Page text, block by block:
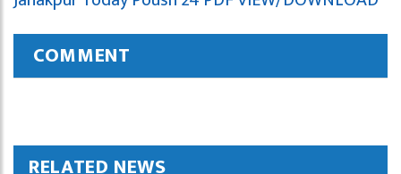
COMMENT
RELATED NEWS